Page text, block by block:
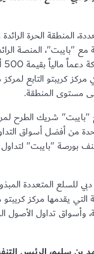
المنطقة الحرة
مع "بايبت"، المنصة
مركز كريبتو التابع
شريك الطرح
من أفضل أسواق
للسلع المتعددة
التي يقدمها مركز
وأسواق تداول
بن سليم، الرئيس